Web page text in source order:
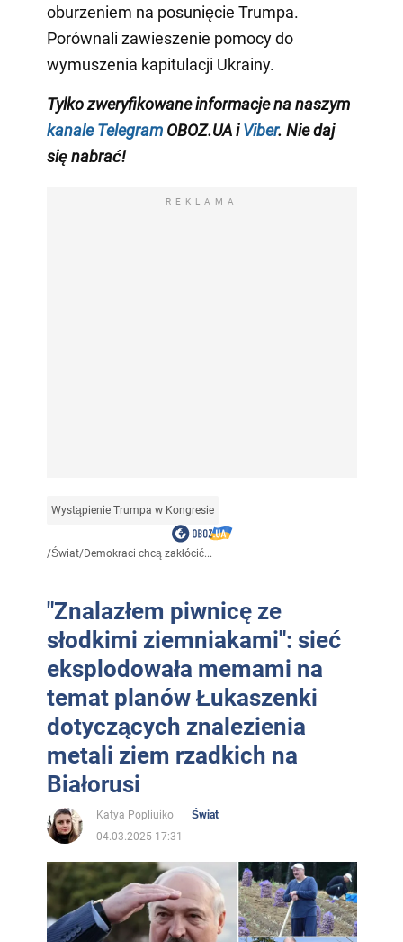
oburzeniem na posunięcie Trumpa.
Porównali zawieszenie pomocy do
wymuszenia kapitulacji Ukrainy.
Tylko zweryfikowane informacje na naszym
kanale TelegramOBOZ.UA iViber. Nie daj
się nabrać!
REKLAMA
Wystąpienie Trumpa w Kongresie
/Świat/Demokraci chcą zakłócić...
"Znalazłem piwnicę ze
słodkimi ziemniakami": sieć
eksplodowała memami na
temat planów Łukaszenki
dotyczących znalezienia
metali ziem rzadkich na
Białorusi
Katya Popliuiko
Świat
04.03.2025 17:31